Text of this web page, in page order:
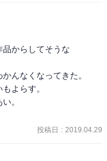
からしてそうな
んなくなってきた。
よらす。
。
投稿日 : 2019.04.29